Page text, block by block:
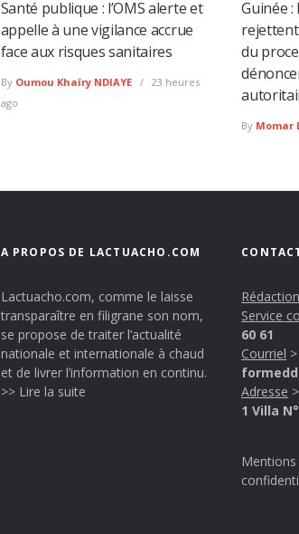
Santé publique : l’OMS alerte et
appelle à une vigilance accrue
face aux risques sanitaires
By Oumou Khaïry NDIAYE
23 heures
ago
Guinée :
du
By Momar
A PROPOS DE LACTUACHO.COM
Lactuacho.com, comme le laisse
transparaître en filigrane son nom,
se propose de traiter l’actualité
nationale et internationale à chaud
et de livrer l’information en continu.
>> Lire la suite
Rédaction
Service
60 61
Courriel >
Adresse >
1 Villa
Mentions